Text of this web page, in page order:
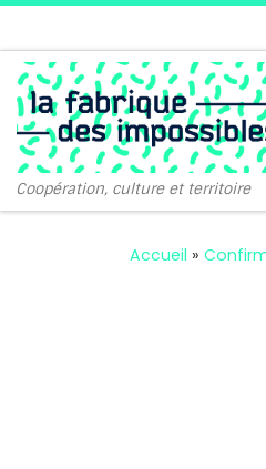
Coopération, culture et territoire
Accueil »